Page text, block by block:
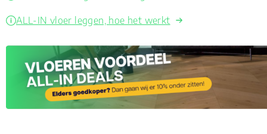
ALL-IN vloer leggen, hoe het werkt